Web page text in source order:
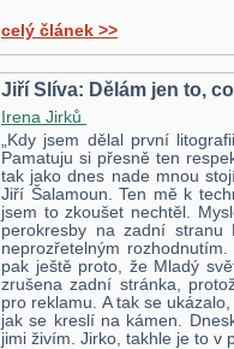
celý článek >>
Jiří Slíva: Dělám jen to,
Irena Jirků
„Kdy jsem dělal první
Pamatuju si přesně ten
tak jako dnes nade mnou
Jiří Šalamoun. Ten mě k
jsem to zkoušet nechtěl.
perokresby na zadní
neprozřetelným
pak ještě proto, že Mladý
zrušena zadní stránka,
pro reklamu. A tak se
jak se kreslí na kámen.
jimi živím. Jirko, takhle je to v